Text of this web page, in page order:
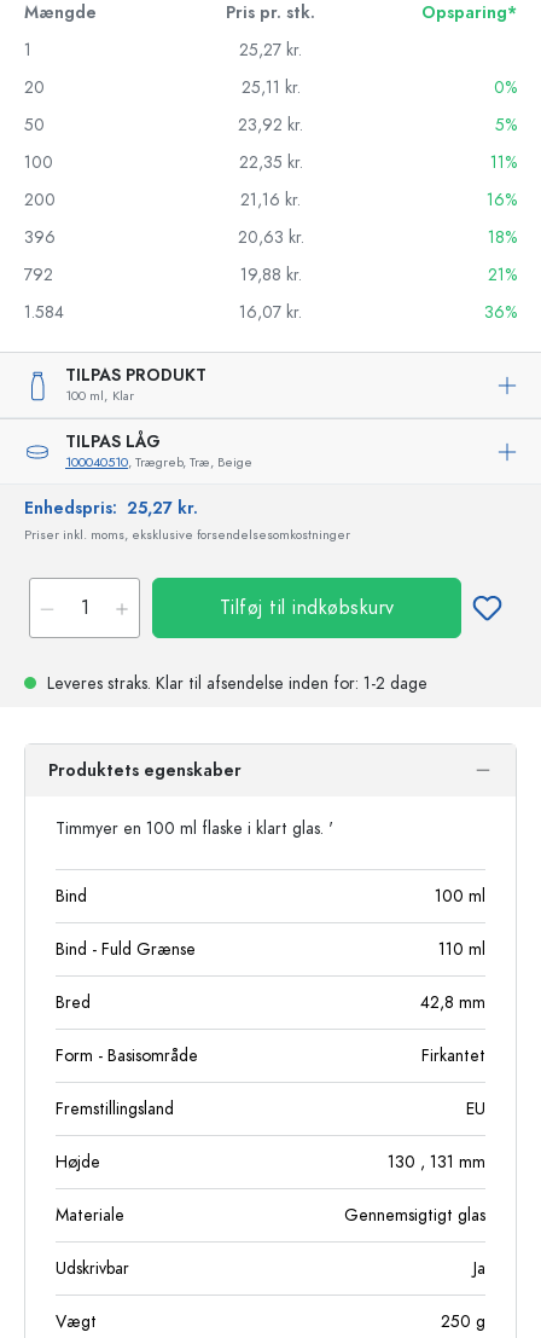
Mængde Pris pr. stk.
Opsparing*
1
25,27 kr.
20
25,11 kr.
0%
50
23,92 kr.
5%
100
22,35 kr.
11%
200
21,16 kr.
16%
396
20,63 kr.
18%
792
19,88 kr.
21%
1.584
16,07 kr. 36%
TILPAS PRODUKT
100 ml, Klar
TILPAS LÅG
100040510, Trægreb, Træ, Beige
Enhedspris: 25,27 kr.
Priser inkl. moms, eksklusive forsendelsesomkostninger
Tilføj til indkøbskurv
Leveres straks. Klar til afsendelse inden for: 1-2 dage
Produktets egenskaber
Timmyer en 100 ml flaske i klart glas. '
Bind 100 ml
Bind - Fuld Grænse 110 ml
Bred 42,8 mm
Form - Basisområde Firkantet
Fremstillingsland EU
Højde 130 , 131 mm
Materiale Gennemsigtigt glas
Udskrivbar Ja
Vægt 250 g